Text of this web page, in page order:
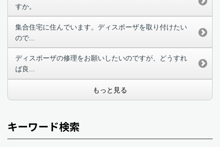
すか。
集合住宅に住んでいます。ディスポーザを取り付けたい
ので...
ディスポーザの修理をお願いしたいのですが、どうすれ
ば良...
もっと見る
キーワード検索